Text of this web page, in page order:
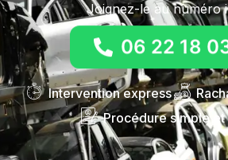
Joignez-le au numéro
06 22 18
Intervention express
Procédure simple